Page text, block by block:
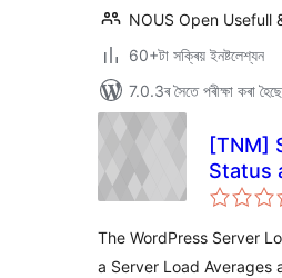
NOUS Open Usefull
60+টা সক্ৰিয় ইনষ্টলেশ্যন
7.0.3ৰ সৈতে পৰীক্ষা কৰা হৈছে
[TNM]
Status
The WordPress Server
a Server Load Averages